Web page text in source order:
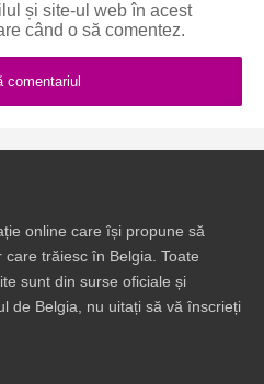
și site-ul web în acest
când o să comentez.
online care își propune să
trăiesc în Belgia. Toate
sunt din surse oficiale și
de Belgia, nu uitați să vă înscrieți